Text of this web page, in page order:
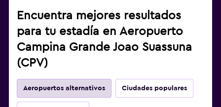
Encuentra mejores resultados
para tu estadía en Aeropuerto
Campina Grande Joao Suassuna
(CPV)
Aeropuertos alternativos Ciudades populares